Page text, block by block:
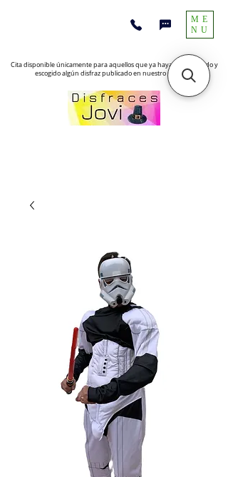
Cita disponible únicamente para aquellos que ya hayan encontrado y
escogido algún disfraz publicado en nuestro sitio web
ME
NU